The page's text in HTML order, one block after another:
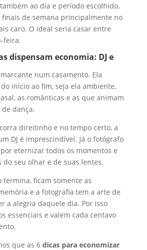
ao dia e período escolhido,
finais de semana principalmente no
caro. O ideal seria casar entre
feira.
dispensam economia: DJ e
num casamento. Ela
início ao fim, seja ela ambiente,
as românticas e as que animam
dança.
direitinho e no tempo certo, a
DJ é imprescindível. Já o fotógrafo
eternizar todos os momentos e
do seu olhar e de suas lentes.
termina, ficam somente as
e a fotografia tem a arte de
a alegria daquele dia. Por isso
essenciais e valem cada centavo
que as 6 dicas para economizar